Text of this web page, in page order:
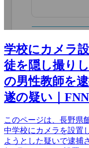
学校にカメラ
徒を隠し撮り
の男性教師を
遂の疑い｜
このページは、長野県
中学校にカメラを設置
ようとした疑いで逮捕